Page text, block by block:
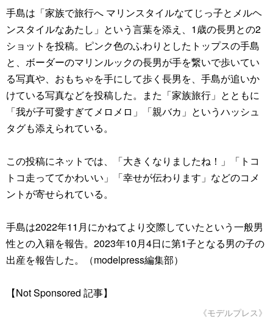
手島は「家族で旅行へ マリンスタイルなてじっ子とメルヘ
ンスタイルなあたし」という言葉を添え、1歳の長男との2
ショットを投稿。ピンク色のふわりとしたトップスの手島
と、ボーダーのマリンルックの長男が手を繋いで歩いてい
る写真や、おもちゃを手にして歩く長男を、手島が追いか
けている写真などを投稿した。また「家族旅行」とともに
「我が子可愛すぎてメロメロ」「親バカ」というハッシュ
タグも添えられている。
この投稿にネットでは、「大きくなりましたね！」「トコ
トコ走っててかわいい」「幸せが伝わります」などのコメ
ントが寄せられている。
手島は2022年11月にかねてより交際していたという一般男
性との入籍を報告。2023年10月4日に第1子となる男の子の
出産を報告した。（modelpress編集部）
【Not Sponsored 記事】
《モデルプレス》